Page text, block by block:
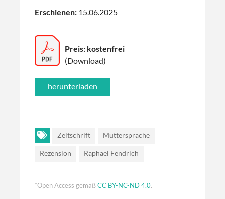
Erschienen: 15.06.2025
Preis: kostenfrei
(Download)
Zeitschrift Muttersprache
Rezension Raphaël Fendrich
*Open Access gemäßCC BY-NC-ND 4.0.